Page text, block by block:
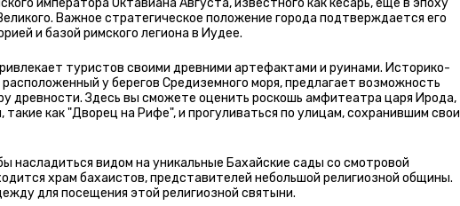
императора Октавиана Августа, известного как кесарь, еще в эпоху
Важное стратегическое положение города подтверждается его
и базой римского легиона в Иудее.
туристов своими древними артефактами и руинами. Историко-
у берегов Средиземного моря, предлагает возможность
древности. Здесь вы сможете оценить роскошь амфитеатра царя Ирода,
как "Дворец на Рифе", и прогуливаться по улицам, сохранившим свои
насладиться видом на уникальные Бахайские сады со смотровой
храм бахаистов, представителей небольшой религиозной общины.
для посещения этой религиозной святыни.